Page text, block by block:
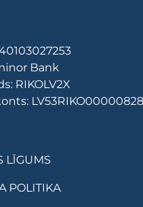
Bank
RIKOLV2X
LĪGUMS
POLITIKA